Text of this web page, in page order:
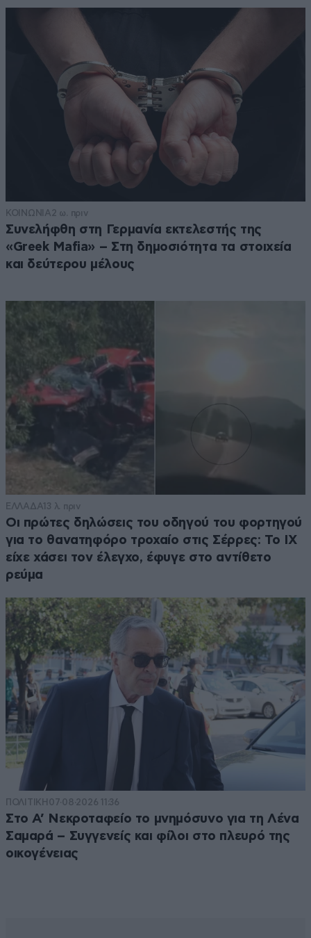
ΚΟΙΝΩΝΙΑ 2 ω. πριν
Συνελήφθη στη Γερμανία εκτελεστής της
«Greek Mafia» – Στη δημοσιότητα τα στοιχεία
και δεύτερου μέλους
ΕΛΛΑΔΑ13 λ. πριν
Οι πρώτες δηλώσεις του οδηγού του φορτηγού
για το θανατηφόρο τροχαίο στις Σέρρες: Το ΙΧ
είχε χάσει τον έλεγχο, έφυγε στο αντίθετο
ρεύμα
ΠΟΛΙΤΙΚΗ 07·08·2026 11:36
Στο Α’ Νεκροταφείο το μνημόσυνο για τη Λένα
Σαμαρά – Συγγενείς και φίλοι στο πλευρό της
οικογένειας